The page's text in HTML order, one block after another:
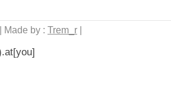
Made by : Trem_r |